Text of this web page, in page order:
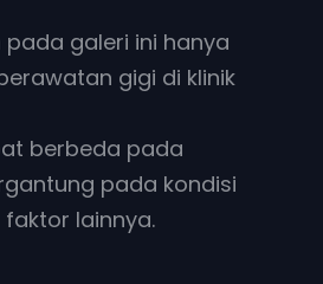
galeri ini hanya
gigi di klinik
berbeda pada
pada kondisi
lainnya.